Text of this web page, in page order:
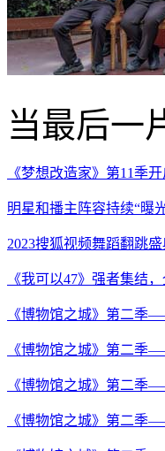
当最后一
《梦想改造家》第11季
明星和播主阵容持续“曝
2023搜狐视频舞蹈翻跳
《我可以47》强者集结
《博物馆之城》第二季
《博物馆之城》第二季
《博物馆之城》第二季
《博物馆之城》第二季